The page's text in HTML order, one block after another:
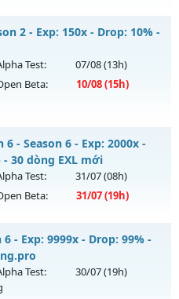
https://muhoalong.pro
chủ
vào 09h ngày
2 - Exp: 150x - Drop: 10% -
Test: 07/08(13h)
Beta: 10/08(15h)
2 - CÀY CUỐC PK
máy chủ Thánh Nữ
- Season 6 - Exp: 2000x -
30 dòng EXL mới
Test: 31/07(08h)
Beta: 31/07(19h)
Không mốc nạp - 30 dòng
máy chủ
MU-PKZvào 19h
- Exp: 9999x - Drop: 99% -
Test: 30/07(19h)